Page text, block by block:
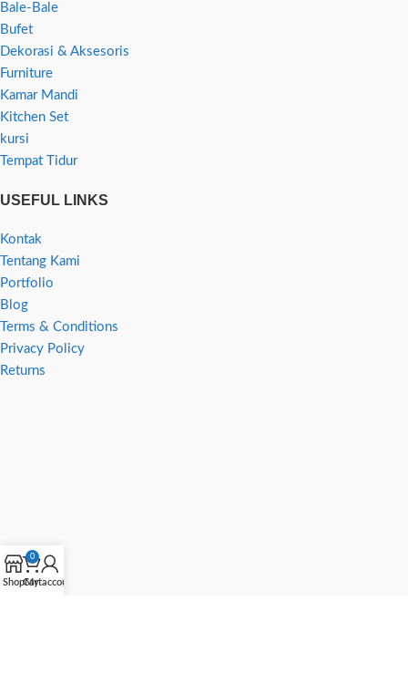
Bale-Bale
Bufet
Dekorasi & Aksesoris
Furniture
Kamar Mandi
Kitchen Set
kursi
Tempat Tidur
USEFUL LINKS
Kontak
Tentang Kami
Portfolio
Blog
Terms & Conditions
Privacy Policy
Returns
Shop
0
Cart
My account